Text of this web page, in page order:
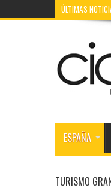
ÚLTIMAS
ESPAÑA
TURISMO